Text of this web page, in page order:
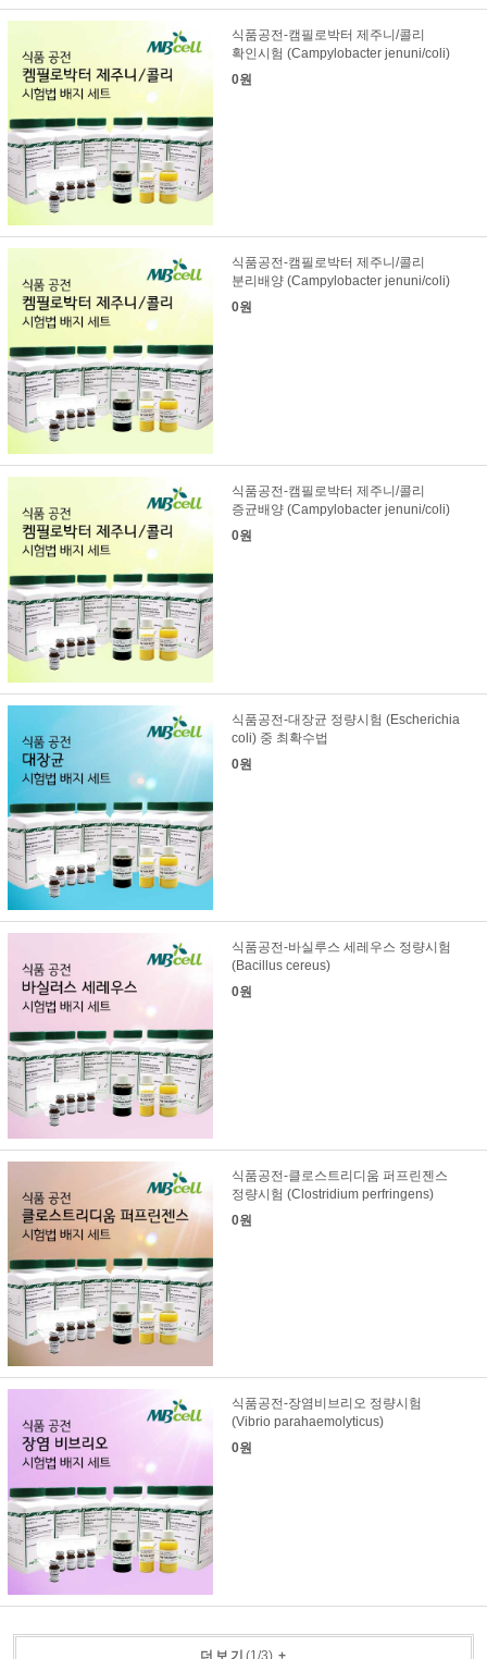
식품공전-캠필로박터 제주니/콜리
확인시험 (Campylobacter jenuni/coli)
0원
식품공전-캠필로박터 제주니/콜리
분리배양 (Campylobacter jenuni/coli)
0원
식품공전-캠필로박터 제주니/콜리
증균배양 (Campylobacter jenuni/coli)
0원
식품공전-대장균 정량시험 (Escherichia
coli) 중 최확수법
0원
식품공전-바실루스 세레우스 정량시험
(Bacillus cereus)
0원
식품공전-클로스트리디움 퍼프린젠스
정량시험 (Clostridium perfringens)
0원
식품공전-장염비브리오 정량시험
(Vibrio parahaemolyticus)
0원
더보기 (1 /3)+